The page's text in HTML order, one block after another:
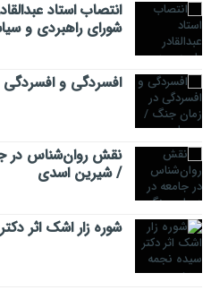
انتصاب استاد
شورای راهبردی و
افسردگی و
نقش روان‌شناس در
/ شیرین اسدی
شوره زار اشک اثر